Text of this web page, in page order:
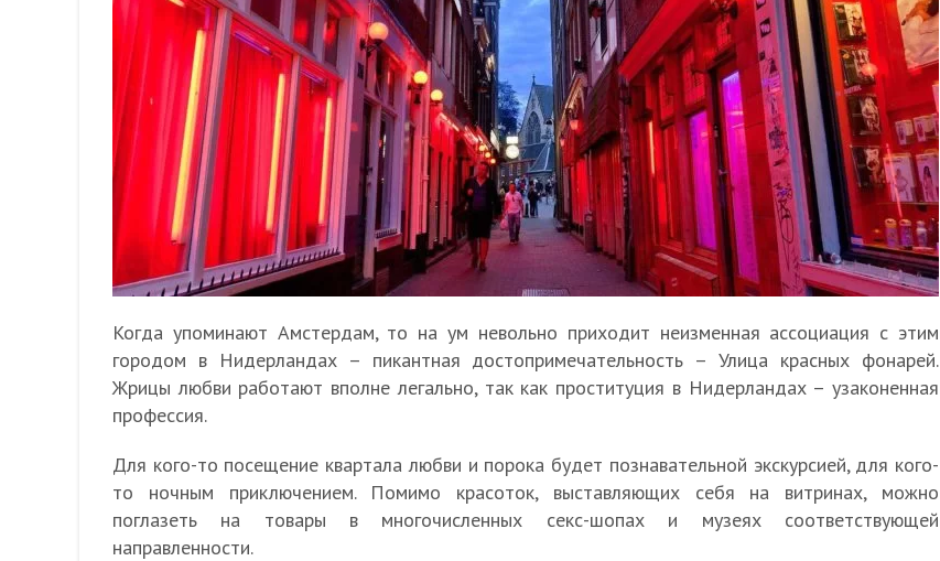
Когда упоминают Амстердам, то на ум невольно приходит неизменная ассоциация с этим
городом в Нидерландах – пикантная достопримечательность – Улица красных фонарей.
Жрицы любви работают вполне легально, так как проституция в Нидерландах – узаконенная
профессия.
Для кого-то посещение квартала любви и порока будет познавательной экскурсией, для кого-
то ночным приключением. Помимо красоток, выставляющих себя на витринах, можно
поглазеть на товары в многочисленных секс-шопах и музеях соответствующей
направленности.